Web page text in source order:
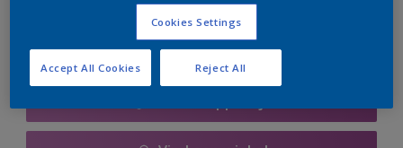
Cookies Settings
Reject All
Accept All Cookies